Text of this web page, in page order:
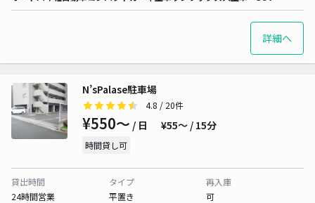
詳細へ
N’sPalase駐車場
4.8 / 20件
¥550〜 / 日 ¥55〜 / 15分
時間貸し可
貸出時間
24時間営業
タイプ
平置き
再入庫
可